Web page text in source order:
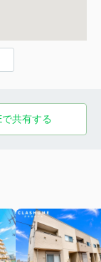
で共有する